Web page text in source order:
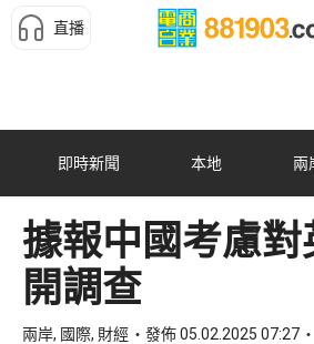
直播
即時新聞 本地 兩
據報中國考慮
開調查
兩岸, 國際, 財經
發佈 05.02.2025 07:27